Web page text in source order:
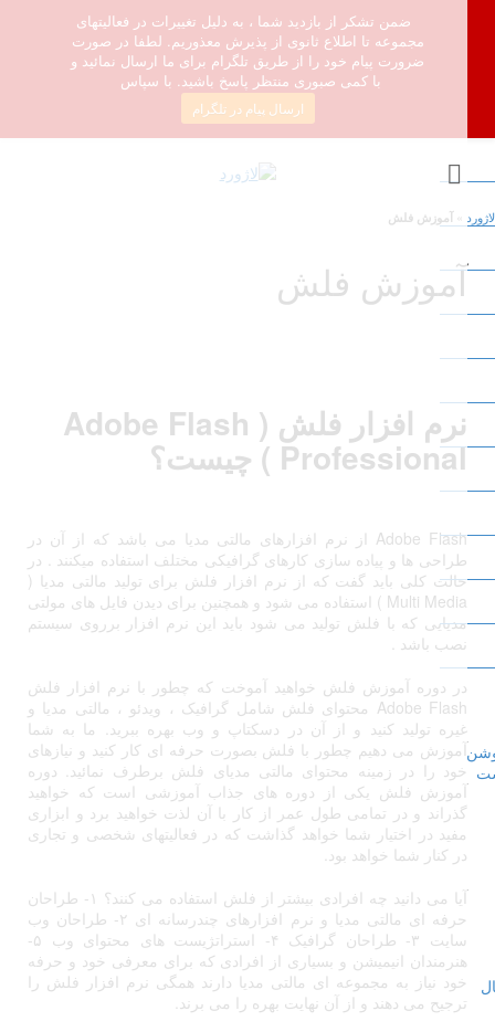
»آموزش فلش
آموزش فلش
نرم افزار فلش ( Adobe Flash
Professional
) چیست؟
Adobe Flash از نرم افزارهای مالتی مدیا می باشد که از آن در
طراحی ها و پیاده سازی کارهای گرافیکی مختلف استفاده میکنند . در
حالت کلی باید گفت که از نرم افزار فلش برای تولید مالتی مدیا (
Multi Media ) استفاده می شود و همچنین برای دیدن فایل های مولتی
مدیایی که با فلش تولید می شود باید این نرم افزار برروی سیستم
نصب باشد .
در دوره آموزش فلش خواهید آموخت که چطور با نرم افزار فلش
Adobe Flash محتوای فلش شامل گرافیک ، ویدئو ، مالتی مدیا و
غیره تولید کنید و از آن در دسکتاپ و وب بهره ببرید. ما به شما
آموزش می دهیم چطور با فلش بصورت حرفه ای کار کنید و نیازهای
خود را در زمینه محتوای مالتی مدیای فلش برطرف نمائید. دوره
آموزش فلش یکی از دوره های جذاب آموزشی است که خواهید
گذراند و در تمامی طول عمر از کار با آن لذت خواهید برد و ابزاری
مفید در اختیار شما خواهد گذاشت که در فعالیتهای شخصی و تجاری
در کنار شما خواهد بود.
آیا می دانید چه افرادی بیشتر از فلش استفاده می کنند؟ ۱- طراحان
حرفه ای مالتی مدیا و نرم افزارهای چندرسانه ای ۲- طراحان وب
هنرمندان انیمیشن و بسیاری از افرادی که برای معرفی خود و حرفه
خود نیاز به مجموعه ای مالتی مدیا دارند همگی نرم افزار فلش را
ترجیح می دهند و از آن نهایت بهره را می برند.
ضمن تشکر از بازدید شما ، به دلیل تغییرات در فعالیتهای
مجموعه تا اطلاع ثانوی از پذیرش معذوریم. لطفا در صورت
ضرورت پیام خود را از طریق تلگرام برای ما ارسال نمائید و
با کمی صبوری منتظر پاسخ باشید. با سپاس
ارسال پیام در تلگرام